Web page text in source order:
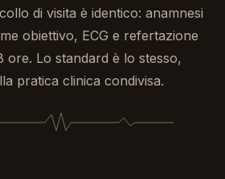
di visita è identico: anamnesi
obiettivo, ECG e refertazione
ore. Lo standard è lo stesso,
pratica clinica condivisa.